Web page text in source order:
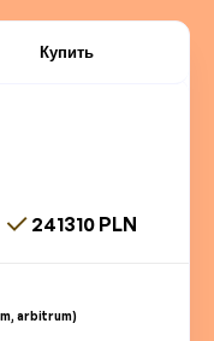
Купить
241310 PLN
arbitrum)